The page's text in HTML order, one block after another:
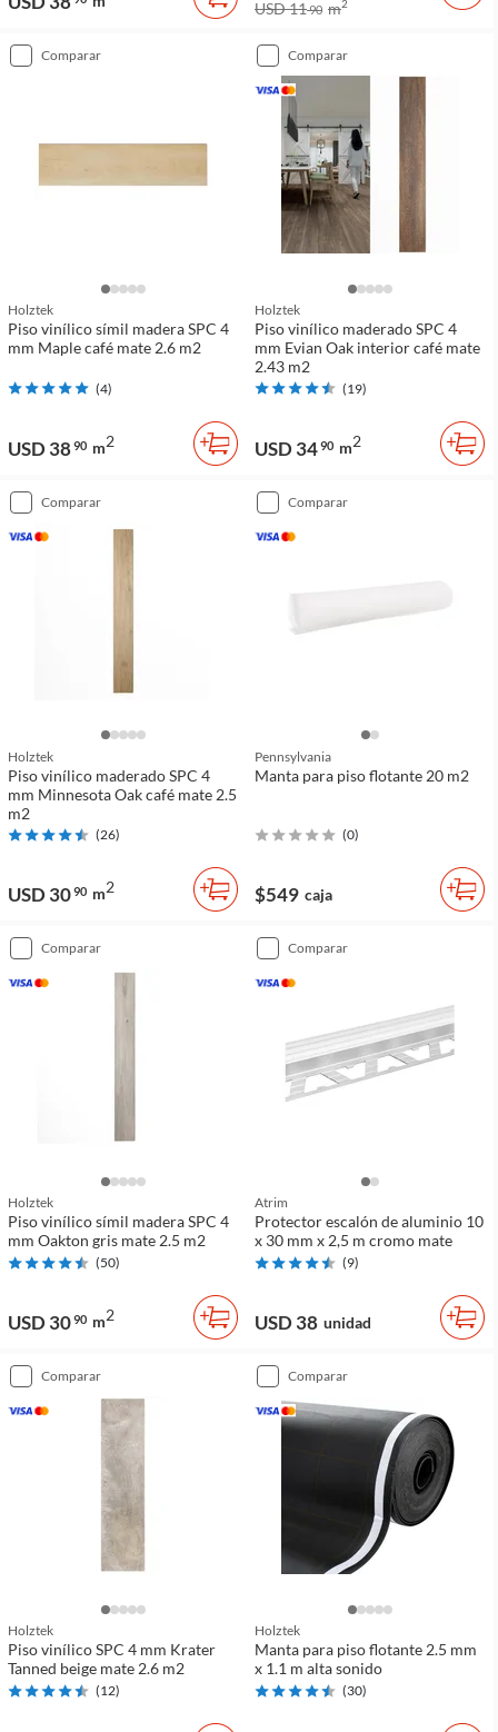
USD 1190 m2
comparar
Holztek
Piso vinílico símil madera SPC 4
mm Maple café mate 2.6 m2
(4)
USD 3890 m2
comparar
Holztek
Piso vinílico maderado SPC 4
mm Evian Oak interior café mate
2.43 m2
(19)
USD 3490 m2
comparar
Holztek
Piso vinílico maderado SPC 4
mm Minnesota Oak café mate 2.5
m2
(26)
USD 3090 m2
comparar
Pennsylvania
Manta para piso flotante 20 m2
(0)
$549 caja
comparar
Holztek
Piso vinílico símil madera SPC 4
mm Oakton gris mate 2.5 m2
(50)
USD 3090 m2
comparar
Atrim
Protector escalón de aluminio 10
x 30 mm x 2,5 m cromo mate
(9)
USD 38 unidad
comparar
Holztek
Piso vinílico SPC 4 mm Krater
Tanned beige mate 2.6 m2
(12)
comparar
Holztek
Manta para piso flotante 2.5 mm
x 1.1 m alta sonido
(30)